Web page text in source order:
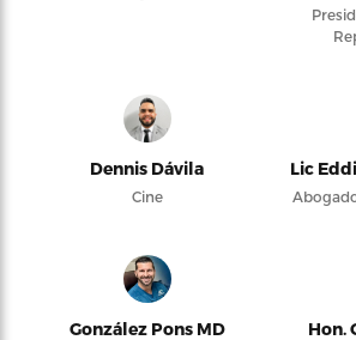
Dennis Dávila
Cine
Lic
González Pons MD
Hon.